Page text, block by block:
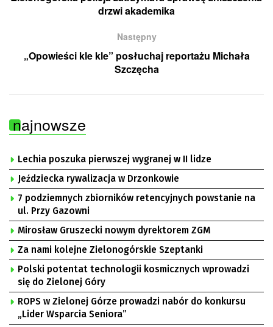
drzwi akademika
Następny
„Opowieści kle kle” posłuchaj reportażu Michała
Szczęcha
najnowsze
Lechia poszuka pierwszej wygranej w II lidze
Jeździecka rywalizacja w Drzonkowie
7 podziemnych zbiorników retencyjnych powstanie na
ul. Przy Gazowni
Mirosław Gruszecki nowym dyrektorem ZGM
Za nami kolejne Zielonogórskie Szeptanki
Polski potentat technologii kosmicznych wprowadzi
się do Zielonej Góry
ROPS w Zielonej Górze prowadzi nabór do konkursu
„Lider Wsparcia Seniora”